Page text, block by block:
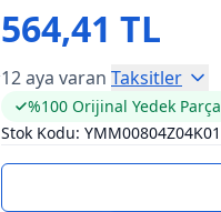
564,41 TL
12 aya varan Taksitler
%100 Orijinal Yedek Parça
Stok Kodu: